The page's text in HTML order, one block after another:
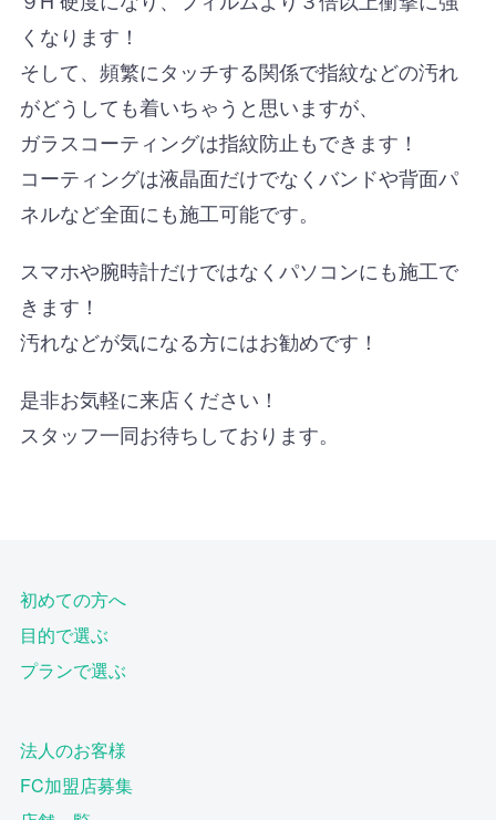
くなります！
そして、頻繁にタッチする関係で指紋などの汚れ
がどうしても着いちゃうと思いますが、
ガラスコーティングは指紋防止もできます！
コーティングは液晶面だけでなくバンドや背面パ
ネルなど全面にも施工可能です。
スマホや腕時計だけではなくパソコンにも施工で
きます！
汚れなどが気になる方にはお勧めです！
是非お気軽に来店ください！
スタッフ一同お待ちしております。
初めての方へ
目的で選ぶ
プランで選ぶ
法人のお客様
FC加盟店募集